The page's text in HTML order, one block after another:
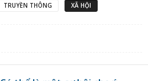
TRUYỀN THÔNG XÃ HỘI